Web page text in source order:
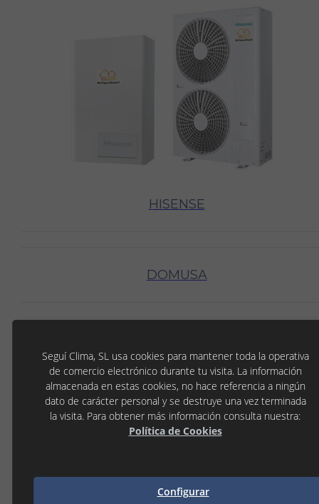
HISENSE
DOMUSA
Seguí Clima, SL usa cookies para mantener toda la operativa
de comercio electrónico durante tu visita. La información
almacenada en estas cookies, no hace referencia a ningún
dato de carácter personal y se destruye una vez terminada
la visita. Para obtener más información consulta nuestra:
Política de Cookies
Configurar